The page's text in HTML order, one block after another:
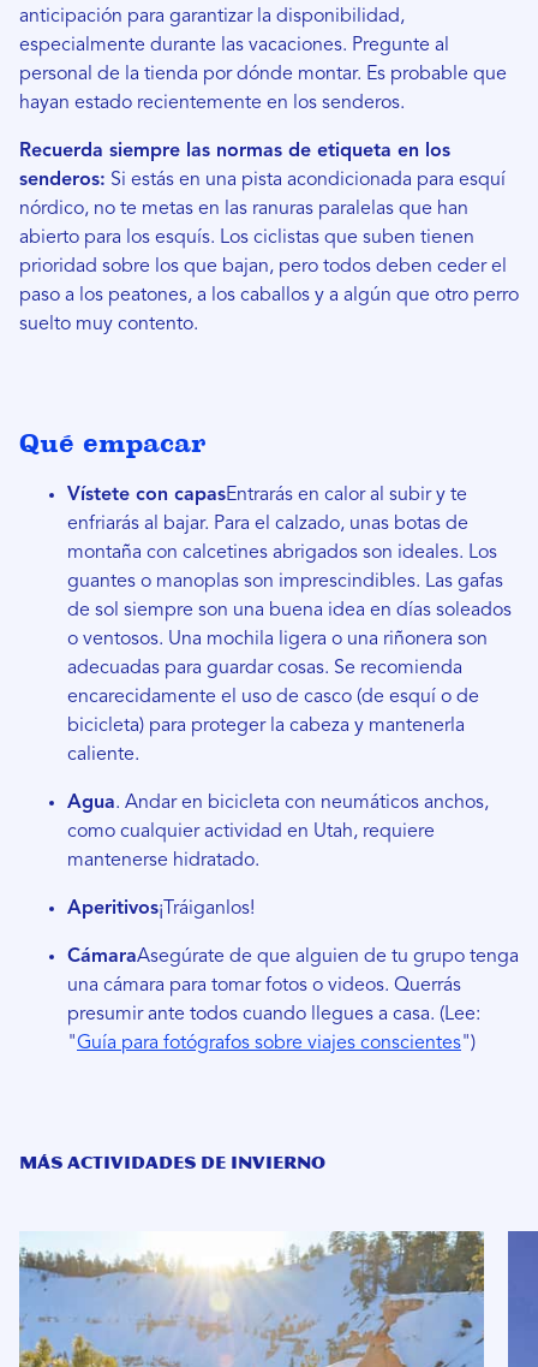
anticipación para garantizar la disponibilidad,
especialmente durante las vacaciones. Pregunte al
personal de la tienda por dónde montar. Es probable que
hayan estado recientemente en los senderos.
Recuerda siempre las normas de etiqueta en los
senderos: Si estás en una pista acondicionada para esquí
nórdico, no te metas en las ranuras paralelas que han
abierto para los esquís. Los ciclistas que suben tienen
prioridad sobre los que bajan, pero todos deben ceder el
paso a los peatones, a los caballos y a algún que otro perro
suelto muy contento.
Qué empacar
Vístete con capasEntrarás en calor al subir y te
enfriarás al bajar. Para el calzado, unas botas de
montaña con calcetines abrigados son ideales. Los
guantes o manoplas son imprescindibles. Las gafas
de sol siempre son una buena idea en días soleados
o ventosos. Una mochila ligera o una riñonera son
adecuadas para guardar cosas. Se recomienda
encarecidamente el uso de casco (de esquí o de
bicicleta) para proteger la cabeza y mantenerla
caliente.
Agua. Andar en bicicleta con neumáticos anchos,
como cualquier actividad en Utah, requiere
mantenerse hidratado.
Aperitivos¡Tráiganlos!
CámaraAsegúrate de que alguien de tu grupo tenga
una cámara para tomar fotos o videos. Querrás
presumir ante todos cuando llegues a casa. (Lee:
"Guía para fotógrafos sobre viajes conscientes")
MÁS ACTIVIDADES DE INVIERNO